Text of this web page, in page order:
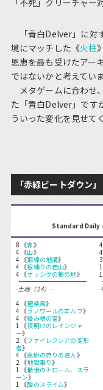
「不死」クリーチャー
「青白Delver」に対
境にマッチした《火柱
恩恵を最も受けたアー
ではないかと考えていま
メタゲームに合わせ
た「青白Delver」です
ういった変化を見せて
「赤緑ビートダウン」
Standard Daily
8 《森》
4 《山》
4 《銅線の地溝》
4 《根縛りの岩山》
4 《ケッシグの狼の地》
-土地（24）-
4 《極楽鳥》
4 《ラノワールのエルフ》
4 《絡み根の霊》
1 《夜明けのレインジャ
ー》
2 《ファイレクシアの変形
者》
4 《高原の狩りの達人》
2 《地獄乗り》
1 《最後のトロール、スラ
ーン》
1 《酸のスライム》